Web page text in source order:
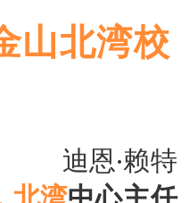
山北湾校
迪恩·赖特
北湾中心主任